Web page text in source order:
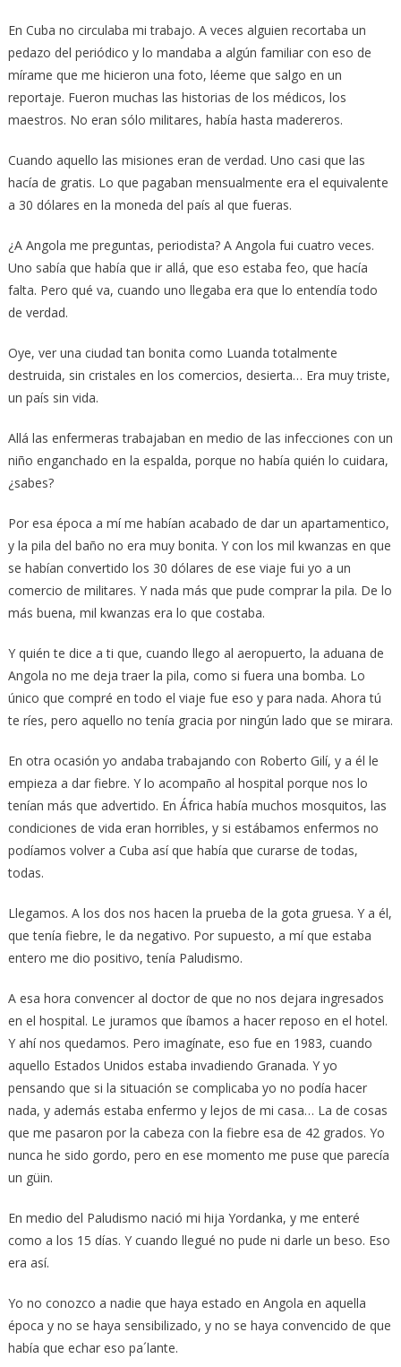
En Cuba no circulaba mi trabajo. A veces alguien recortaba un
pedazo del periódico y lo mandaba a algún familiar con eso de
mírame que me hicieron una foto, léeme que salgo en un
reportaje. Fueron muchas las historias de los médicos, los
maestros. No eran sólo militares, había hasta madereros.
Cuando aquello las misiones eran de verdad. Uno casi que las
hacía de gratis. Lo que pagaban mensualmente era el equivalente
a 30 dólares en la moneda del país al que fueras.
¿A Angola me preguntas, periodista? A Angola fui cuatro veces.
Uno sabía que había que ir allá, que eso estaba feo, que hacía
falta. Pero qué va, cuando uno llegaba era que lo entendía todo
de verdad.
Oye, ver una ciudad tan bonita como Luanda totalmente
destruida, sin cristales en los comercios, desierta… Era muy triste,
un país sin vida.
Allá las enfermeras trabajaban en medio de las infecciones con un
niño enganchado en la espalda, porque no había quién lo cuidara,
¿sabes?
Por esa época a mí me habían acabado de dar un apartamentico,
y la pila del baño no era muy bonita. Y con los mil kwanzas en que
se habían convertido los 30 dólares de ese viaje fui yo a un
comercio de militares. Y nada más que pude comprar la pila. De lo
más buena, mil kwanzas era lo que costaba.
Y quién te dice a ti que, cuando llego al aeropuerto, la aduana de
Angola no me deja traer la pila, como si fuera una bomba. Lo
único que compré en todo el viaje fue eso y para nada. Ahora tú
te ríes, pero aquello no tenía gracia por ningún lado que se mirara.
En otra ocasión yo andaba trabajando con Roberto Gilí, y a él le
empieza a dar fiebre. Y lo acompaño al hospital porque nos lo
tenían más que advertido. En África había muchos mosquitos, las
condiciones de vida eran horribles, y si estábamos enfermos no
podíamos volver a Cuba así que había que curarse de todas,
todas.
Llegamos. A los dos nos hacen la prueba de la gota gruesa. Y a él,
que tenía fiebre, le da negativo. Por supuesto, a mí que estaba
entero me dio positivo, tenía Paludismo.
A esa hora convencer al doctor de que no nos dejara ingresados
en el hospital. Le juramos que íbamos a hacer reposo en el hotel.
Y ahí nos quedamos. Pero imagínate, eso fue en 1983, cuando
aquello Estados Unidos estaba invadiendo Granada. Y yo
pensando que si la situación se complicaba yo no podía hacer
nada, y además estaba enfermo y lejos de mi casa… La de cosas
que me pasaron por la cabeza con la fiebre esa de 42 grados. Yo
nunca he sido gordo, pero en ese momento me puse que parecía
un güin.
En medio del Paludismo nació mi hija Yordanka, y me enteré
como a los 15 días. Y cuando llegué no pude ni darle un beso. Eso
era así.
Yo no conozco a nadie que haya estado en Angola en aquella
época y no se haya sensibilizado, y no se haya convencido de que
había que echar eso pa´lante.